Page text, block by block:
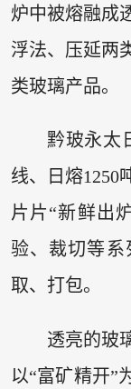
炉中被熔融成
浮法、压延两
类玻璃产品。
黔玻永太
线、日熔1250
片片“新鲜出
验、裁切等系
取、打包。
透亮的玻
以“富矿精开”